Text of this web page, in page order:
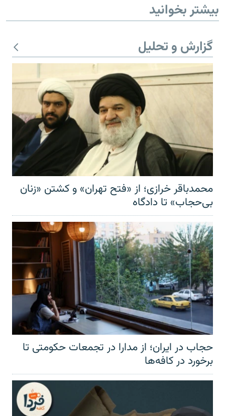
بیشتر بخوانید
گزارش و تحلیل
محمدباقر خرازی؛ از «فتح تهران» و کشتن «زنان
بی‌حجاب» تا دادگاه
حجاب در ایران؛ از مدارا در تجمعات حکومتی تا
برخورد در کافه‌ها